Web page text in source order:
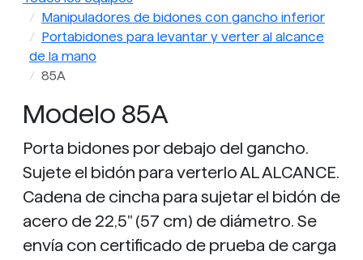
Manipuladores de bidones con gancho inferior
Portabidones para levantar y verter al alcance
de la mano
85A
Modelo 85A
Porta bidones por debajo del gancho.
Sujete el bidón para verterlo AL ALCANCE.
Cadena de cincha para sujetar el bidón de
acero de 22,5" (57 cm) de diámetro. Se
envía con certificado de prueba de carga